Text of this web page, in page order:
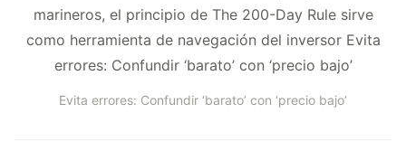
marineros, el principio de The 200-Day Rule sirve
como herramienta de navegación del inversor Evita
errores: Confundir ‘barato’ con ‘precio bajo’
Evita errores: Confundir ‘barato’ con ‘precio bajo’